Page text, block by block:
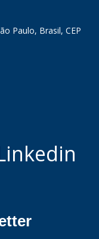
Paulo, Brasil, CEP